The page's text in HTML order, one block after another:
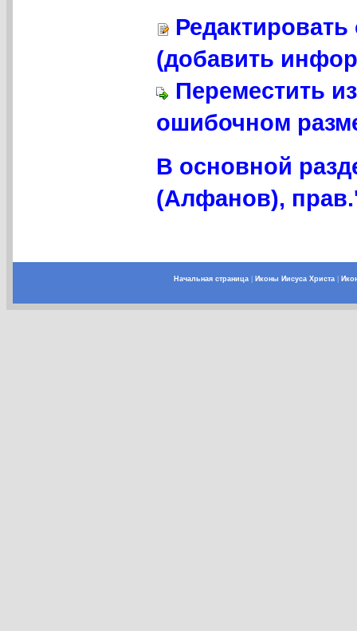
(добавить
Переместить
ошибочном
В основной
(Алфанов),
Начальная страница| Иконы Иисуса Христа|